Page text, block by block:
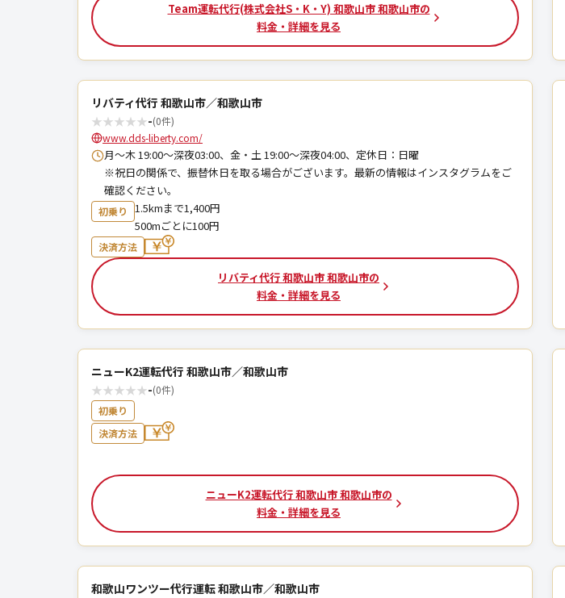
Team運転代行(株式会社S・K・Y) 和歌山市 和歌山市の
料金・詳細を見る
リバティ代行 和歌山市／和歌山市
★★★★★-(0件)
www.dds-liberty.com/
月～木 19:00～深夜03:00、金・土 19:00～深夜04:00、定休日：日曜
※祝日の関係で、振替休日を取る場合がございます。最新の情報はインスタグラムをご
確認ください。
初乗り
1.5kmまで1,400円
500mごとに100円
決済方法
リバティ代行 和歌山市 和歌山市の
料金・詳細を見る
ニューK2運転代行 和歌山市／和歌山市
★★★★★-(0件)
初乗り
決済方法
ニューK2運転代行 和歌山市 和歌山市の
料金・詳細を見る
和歌山ワンツー代行運転 和歌山市／和歌山市